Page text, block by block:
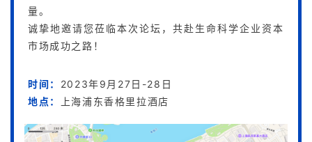
量。
诚挚地邀请您莅临本次论坛，共赴生命科学企业资本
市场成功之路！
时间： 2023年9月27日-28日
地点：
上海浦东香格里拉酒店